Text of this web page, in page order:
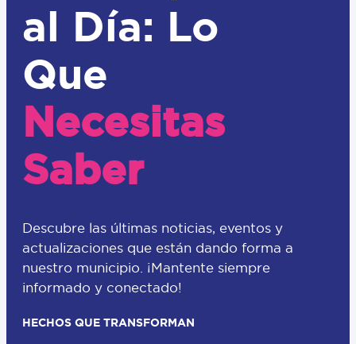
al Día: Lo
Que
Necesitas
Saber
Descubre las últimas noticias, eventos y
actualizaciones que están dando forma a
nuestro municipio. ¡Mantente siempre
informado y conectado!
HECHOS QUE TRANSFORMAN